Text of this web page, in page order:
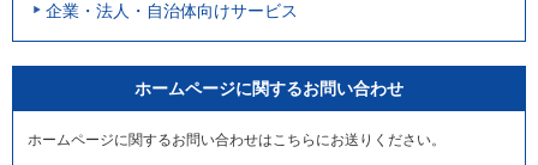
企業・法人・自治体向けサービス
ホームページに関するお問い合わせ
ホームページに関するお問い合わせはこちらにお送りください。